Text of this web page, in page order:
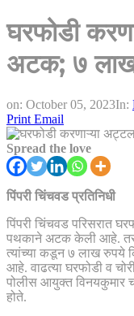
घरफोडी
अटक; ७ लाख
on: October 05, 2023In:
Print Email
Spread the love
पिंपरी चिंचवड प्रतिनिधी
पिंपरी चिंचवड परिसरात
पथकाने अटक केली आहे.
त्यांच्या कडून ७ लाख रुपये
आहे. वाढत्या घरफोडी व
पोलीस आयुक्त विनयकुमार
होते.